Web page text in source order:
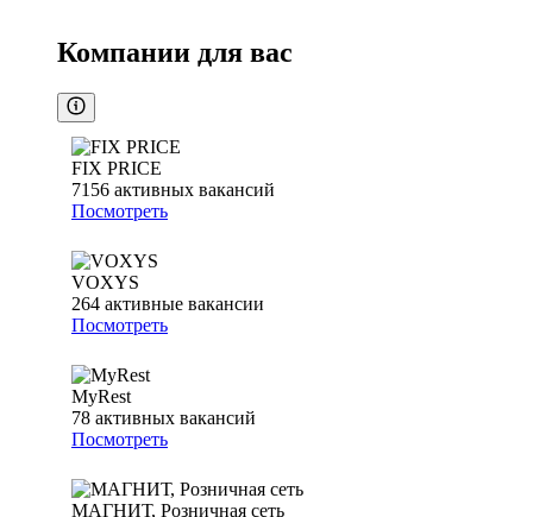
Компании для вас
FIX PRICE
7156 активных вакансий
Посмотреть
VOXYS
264 активные вакансии
Посмотреть
MyRest
78 активных вакансий
Посмотреть
МАГНИТ, Розничная сеть